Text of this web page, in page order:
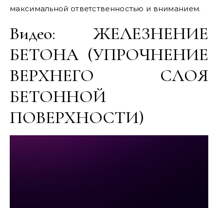
максимальной ответственностью и вниманием.
Видео: ЖЕЛЕЗНЕНИЕ
БЕТОНА (УПРОЧНЕНИЕ
ВЕРХНЕГО СЛОЯ
БЕТОННОЙ
ПОВЕРХНОСТИ)